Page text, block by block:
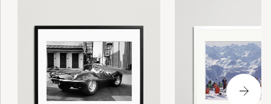
håndlaget, massiv ramme i tre.